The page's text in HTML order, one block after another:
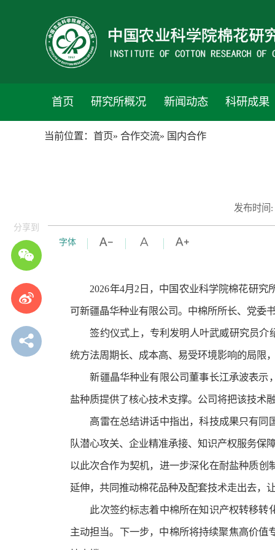
首页 研究所概况 新闻动态 科研成果
当前位置： 首页» 合作交流» 国内合作
发布时间:
字体
分享到
2026年4月2日，中国农业科学院棉花研
可新疆晶华种业有限公司。中棉所所长、党委
签约仪式上，专利发明人叶武威研究员介
统方法周期长、成本高、易受环境影响的局限
新疆晶华种业有限公司董事长江承波表示
盐种质提供了核心技术支撑。公司将把该技术
高雷在总结讲话中指出，科技成果只有
队潜心攻关、企业精准承接、知识产权服务保
以此次合作为契机，进一步深化在耐盐种质
延伸，共同推动棉花品种及配套技术走出去，
此次签约标志着中棉所在知识产权转移
主动担当。下一步，中棉所将持续聚焦高价